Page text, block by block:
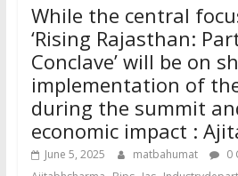
While the central
‘Rising Rajasthan:
Conclave’ will be on
implementation of
during the summit
economic impact :
June 5, 2025 matbahumat
0